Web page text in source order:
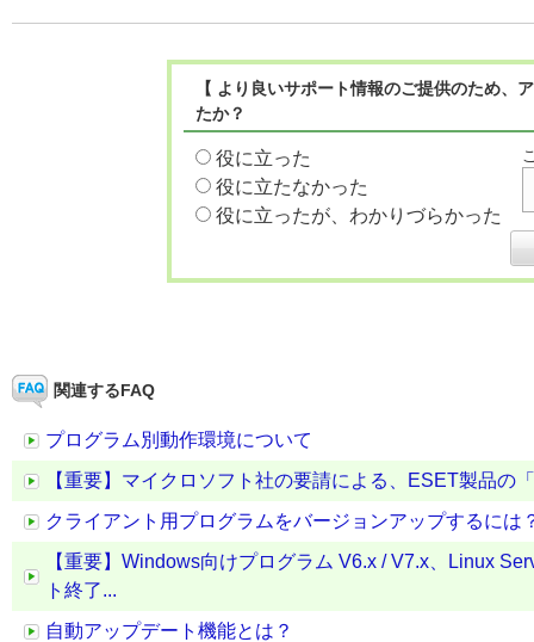
【 より良いサポート情報のご提供のため
たか？
役に立った
役に立たなかった
役に立ったが、わかりづらかった
関連するFAQ
プログラム別動作環境について
【重要】マイクロソフト社の要請による、ESET製品
クライアント用プログラムをバージョンアップするには
【重要】Windows向けプログラム V6.x / V7.x、Linux
ト終了...
自動アップデート機能とは？